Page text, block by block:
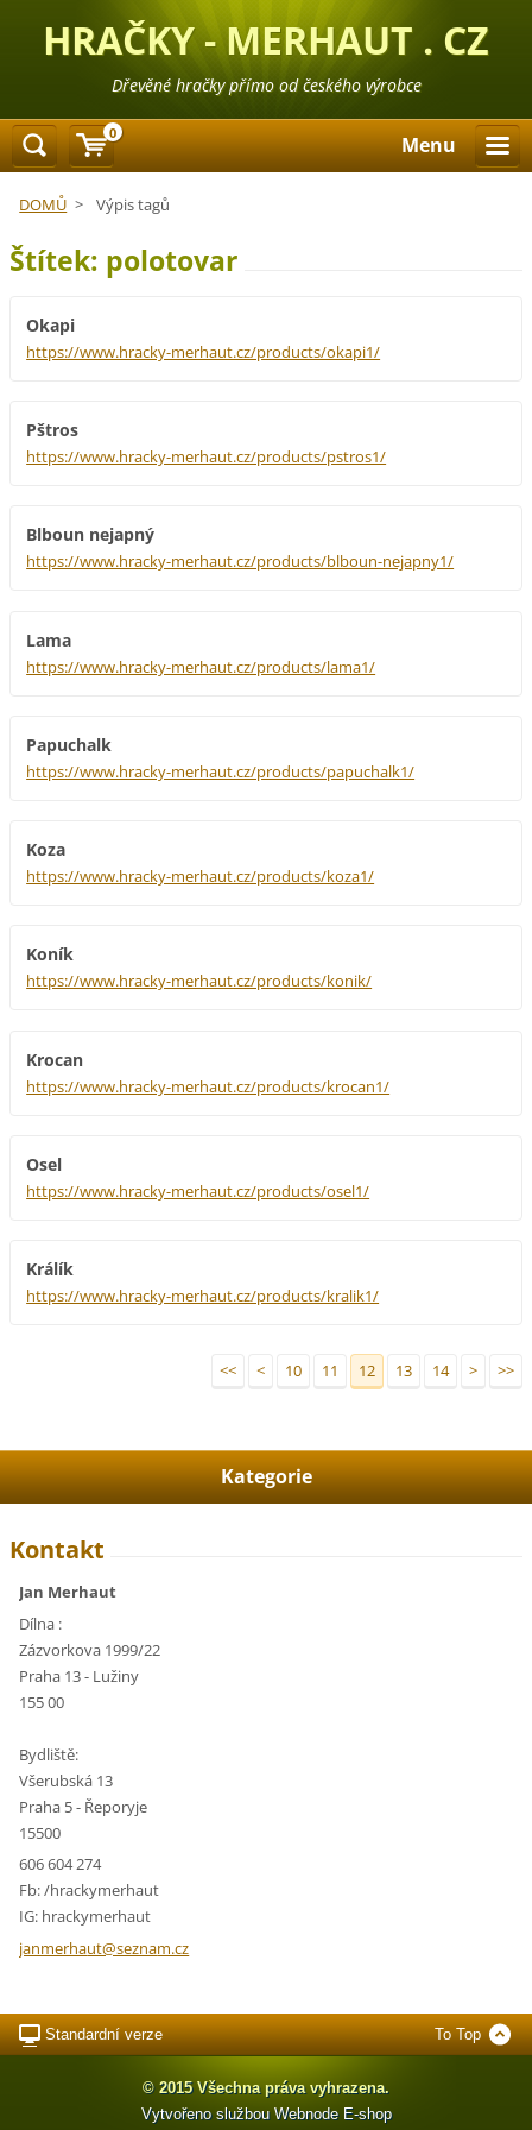
HRAČKY - MERHAUT . CZ
Dřevěné hračky přímo od českého výrobce
Menu
DOMŮ > Výpis tagů
Štítek: polotovar
Okapi
https://www.hracky-merhaut.cz/products/okapi1/
Pštros
https://www.hracky-merhaut.cz/products/pstros1/
Blboun nejapný
https://www.hracky-merhaut.cz/products/blboun-nejapny1/
Lama
https://www.hracky-merhaut.cz/products/lama1/
Papuchalk
https://www.hracky-merhaut.cz/products/papuchalk1/
Koza
https://www.hracky-merhaut.cz/products/koza1/
Koník
https://www.hracky-merhaut.cz/products/konik/
Krocan
https://www.hracky-merhaut.cz/products/krocan1/
Osel
https://www.hracky-merhaut.cz/products/osel1/
Králík
https://www.hracky-merhaut.cz/products/kralik1/
<< < 10 11 12 13 14 > >>
Kategorie
Kontakt
Jan Merhaut
Dílna :
Zázvorkova 1999/22
Praha 13 - Lužiny
155 00
Bydliště:
Všerubská 13
Praha 5 - Řeporyje
15500
606 604 274
Fb: /hrackymerhaut
IG: hrackymerhaut
janmerhaut@seznam.cz
Standardní verze To Top
© 2015 Všechna práva vyhrazena.
Vytvořeno službou WebnodeE-shop
0